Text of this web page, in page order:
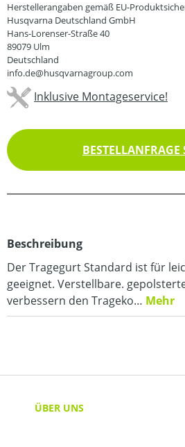
Herstellerangaben gemäß EU-
Husqvarna Deutschland GmbH
Hans-Lorenser-Straße 40
89079 Ulm
Deutschland
info.de@husqvarnagroup.com
Inklusive Montageservice!
BESTELLANFRAGE
Beschreibung
Der Tragegurt Standard ist für
geeignet. Verstellbare.
verbessern den Trageko… Mehr
ÜBER UNS